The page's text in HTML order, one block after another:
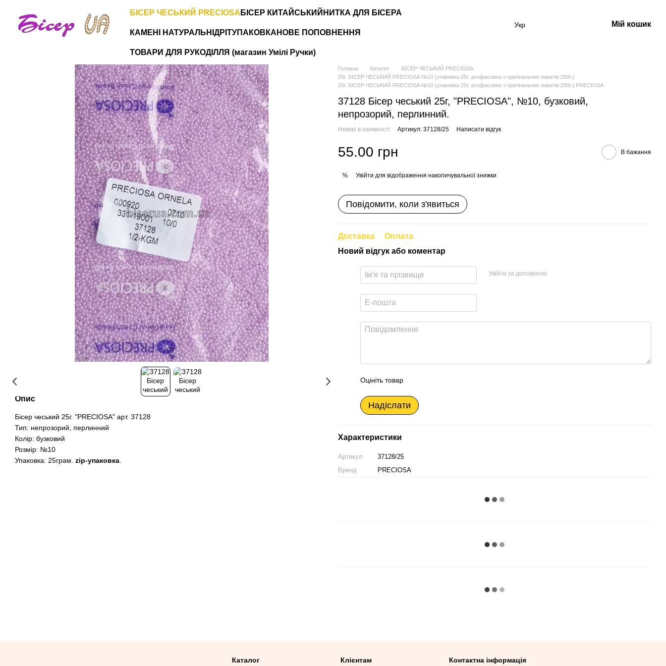
БІСЕР ЧЕСЬКИЙ PRECIOSA БІСЕР КИТАЙСЬКИЙ НИТКА ДЛЯ БІСЕРА
КАМЕНІ НАТУРАЛЬНІ ДРІТУПАКОВКА НОВЕ ПОПОВНЕННЯ
ТОВАРИ ДЛЯ РУКОДІЛЛЯ (магазин Умілі Ручки)
Укр Мій кошик
Опис
Бісер чеський 25г. "PRECIOSA" арт. 37128
Тип: непрозорий, перлинний
Колір: бузковий
Розмір: №10
Упаковка: 25грам. zip-упаковка
Головна Каталог
БІСЕР ЧЕСЬКИЙ PRECIOSA
25г. БІСЕР ЧЕСЬКИЙ PRECIOSA №10 (упаковка 25г. розфасовка з оригінальних пакетів 250г.)
25г. БІСЕР ЧЕСЬКИЙ PRECIOSA №10 (упаковка 25г. розфасовка з оригінальних пакетів 250г.) PRECIOSA
37128 Бісер чеський 25г, "PRECIOSA", №10, бузковий,
непрозорий, перлинний.
Немає в наявності Артикул: 37128/25 Написати відгук
55.00 грн В бажання
% Увійти для відображення накопичувальної знижки
Повідомити, коли з'явиться
Доставка
Оплата
Новий відгук або коментар
Увійти за допомогою
Оцініть товар
Надіслати
Характеристики
Артикул
37128/25
Бренд
PRECIOSA
Каталог Клієнтам Контактна інформація